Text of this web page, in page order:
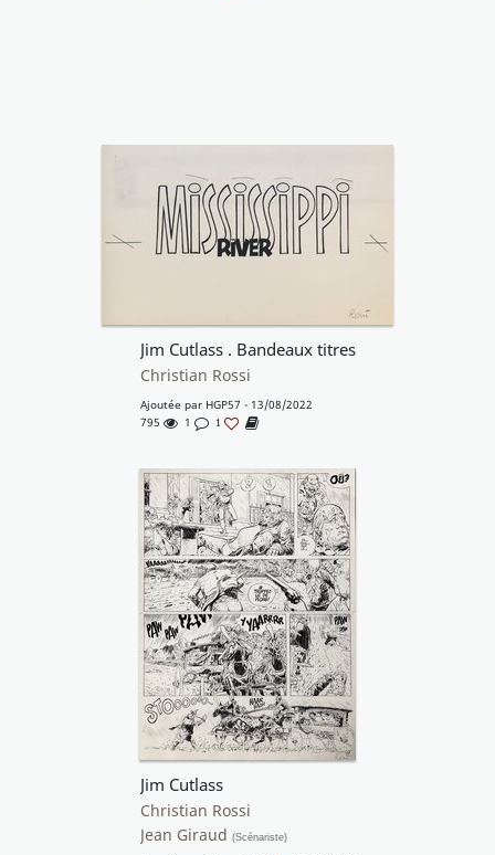
Jim Cutlass . Bandeaux titres
Christian Rossi
Ajoutée par HGP57 - 13/08/2022
795
1 1
Jim Cutlass
Christian Rossi
Jean Giraud (Scénariste)